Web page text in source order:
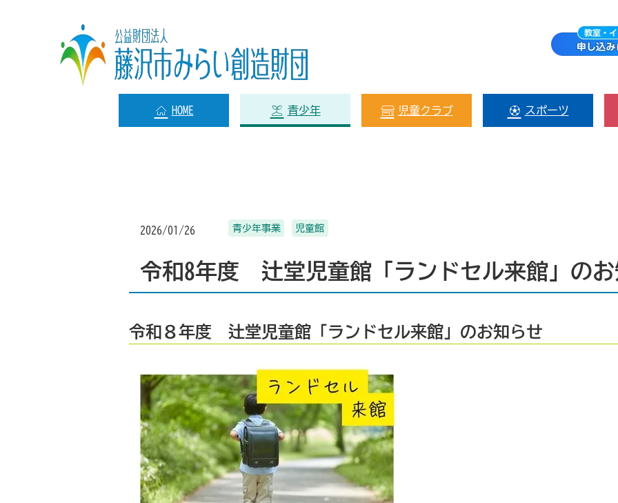
HOME 青少年 児童クラブ スポーツ
2026/01/26 青少年事業 児童館
令和8年度 辻堂児童館「ランドセル来館」の
令和８年度 辻堂児童館「ランドセル来館」のお知らせ